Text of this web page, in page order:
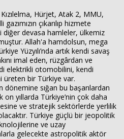
Hürjet, Atak 2, MMU,
çıkarılıp hizmete
diğer devasa hamleler, ülkemiz
Allah'a hamdolsun, mega
Yüzyılı’nda artık kendi savaş
imal eden, rüzgârdan ve
elektrikli otomobilini, kendi
üreten bir Türkiye var.
dönemine sığan bu başarılardan
yıllarda Türkiye’nin çok daha
ve stratejik sektörlerde yerlilik
Türkiye güçlü bir jeopolitik
ve uzay
gelecekte astropolitik aktör